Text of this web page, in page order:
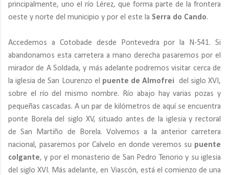
principalmente, uno el río Lérez, que forma parte de la frontera
oeste y norte del municipio y por el este la Serra do Cando.
Accedemos a Cotobade desde Pontevedra por la N-541. Si
abandonamos esta carretera a mano derecha pasaremos por el
mirador de A Soldada, y más adelante podremos visitar cerca de
la iglesia de San Lourenzo el puente de Almofrei del siglo XVI,
sobre el río del mismo nombre. Río abajo hay varias pozas y
pequeñas cascadas. A un par de kilómetros de aquí se encuentra
ponte Borela del siglo XV, situado antes de la iglesia y rectoral
de San Martiño de Borela. Volvemos a la anterior carretera
nacional, pasaremos por Calvelo en donde veremos su puente
colgante, y por el monasterio de San Pedro Tenorio y su iglesia
del siglo XVI. Más adelante, en Viascón, está el comienzo de una